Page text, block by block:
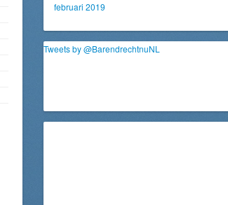
februari 2019
Tweets by @BarendrechtnuNL